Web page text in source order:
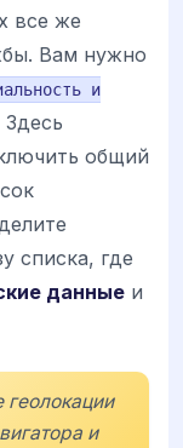
все же
Вам нужно
и
Здесь
общий
списка, где
данные и
и